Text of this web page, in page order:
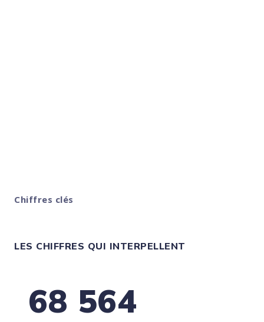
Chiffres clés
LES CHIFFRES QUI INTERPELLENT
68 564